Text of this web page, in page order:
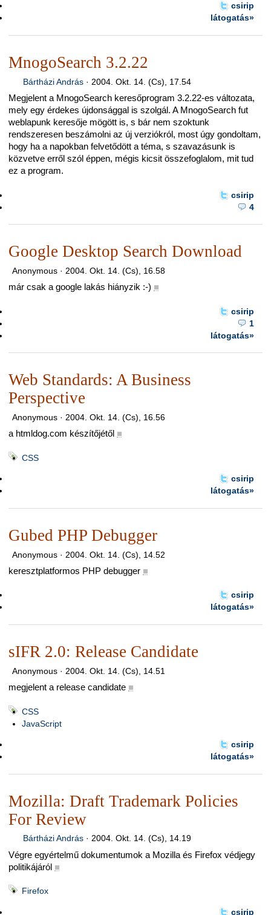
csirip
látogatás»
MnogoSearch 3.2.22
Bártházi András· 2004. Okt. 14. (Cs), 17.54
Megjelent a MnogoSearch keresőprogram 3.2.22-es változata,
mely egy érdekes újdonsággal is szolgál. A MnogoSearch fut
weblapunk keresője mögött is, s bár nem szoktunk
rendszeresen beszámolni az új verziókról, most úgy gondoltam,
hogy ha a napokban felvetődött a téma, s szavazásunk is
közvetve erről szól éppen, mégis kicsit összefoglalom, mit tud
ez a program.
csirip
4
Google Desktop Search Download
Anonymous · 2004. Okt. 14. (Cs), 16.58
már csak a google lakás hiányzik :-) ■
csirip
1
látogatás»
Web Standards: A Business
Perspective
Anonymous · 2004. Okt. 14. (Cs), 16.56
a htmldog.com készítőjétől ■
CSS
csirip
látogatás»
Gubed PHP Debugger
Anonymous · 2004. Okt. 14. (Cs), 14.52
keresztplatformos PHP debugger ■
csirip
látogatás»
sIFR 2.0: Release Candidate
Anonymous · 2004. Okt. 14. (Cs), 14.51
megjelent a release candidate ■
CSS
JavaScript
csirip
látogatás»
Mozilla: Draft Trademark Policies
For Review
Bártházi András· 2004. Okt. 14. (Cs), 14.19
Végre egyértelmű dokumentumok a Mozilla és Firefox védjegy
politikájáról ■
Firefox
csirip